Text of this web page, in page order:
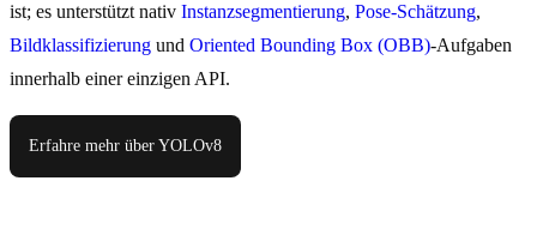
ist; es unterstützt nativ Instanzsegmentierung, Pose-Schätzung,
Bildklassifizierung und Oriented Bounding Box (OBB)-Aufgaben
innerhalb einer einzigen API.
Erfahre mehr über YOLOv8